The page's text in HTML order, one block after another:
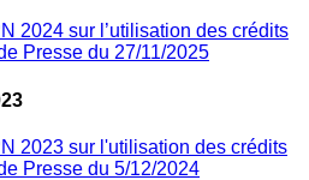
2024 sur l’utilisation des crédits
Presse du 27/11/2025
2023 sur l'utilisation des crédits
Presse du 5/12/2024